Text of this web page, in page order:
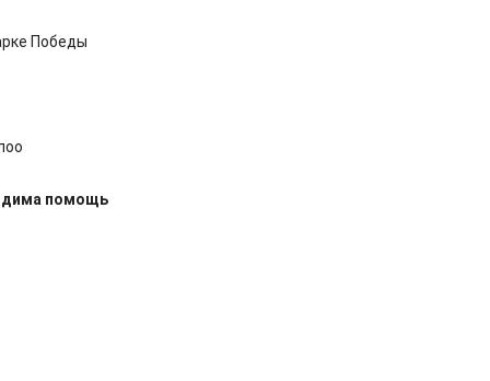
Победы
помощь